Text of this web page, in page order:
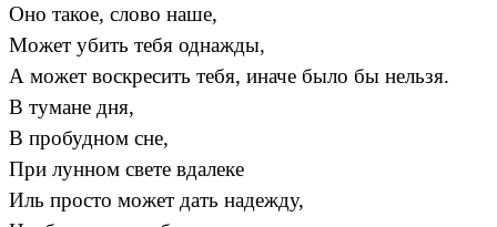
Оно такое, слово наше,
Может убить тебя однажды,
А может воскресить тебя, иначе было бы нельзя.
В тумане дня,
В пробудном сне,
При лунном свете вдалеке
Иль просто может дать надежду,